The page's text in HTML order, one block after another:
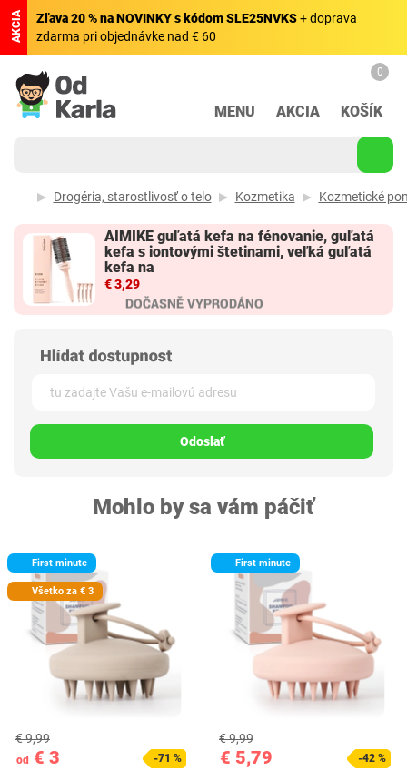
AKCIA Zľava 20 % na NOVINKY s kódom SLE25NVKS+ doprava
zdarma pri objednávke nad € 60
MENU AKCIA
0
KOŠÍK
Drogéria, starostlivosť o telo Kozmetika Kozmetické
AIMIKE guľatá kefa na fénovanie, guľatá
kefa s iontovými štetinami, veľká guľatá
kefa na
€ 3,29
Odoslať
Mohlo by sa vám páčiť
First minute
Všetko za € 3
od € 3
€ 9,99
-71 %
First minute
€ 5,79
€ 9,99
-42 %